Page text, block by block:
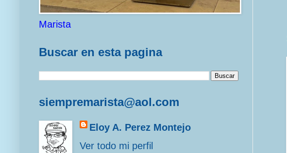
Marista
Buscar en esta pagina
siempremarista@aol.com
Eloy A. Perez Montejo
Ver todo mi perfil